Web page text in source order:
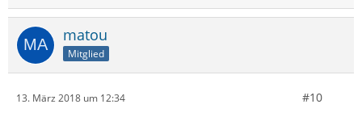
matou
Mitglied
13. März 2018 um 12:34 #10